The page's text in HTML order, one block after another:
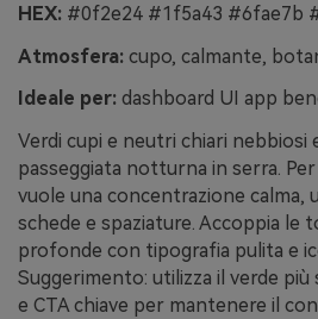
HEX: #0f2e24 #1f5a43 #6fae7b
Atmosfera: cupo, calmante,
Ideale per: dashboard UI app
Verdi cupi e neutri chiari nebbiosi
passeggiata notturna in serra.
vuole una concentrazione calma,
schede e spaziature. Accoppia le
profonde con tipografia pulita e
Suggerimento: utilizza il verde più
e CTA chiave per mantenere il